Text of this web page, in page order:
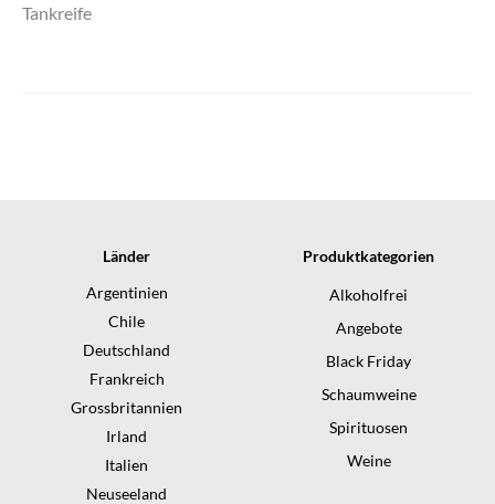
Tankreife
Länder
Argentinien
Chile
Deutschland
Frankreich
Grossbritannien
Irland
Italien
Neuseeland
Produktkategorien
Alkoholfrei
Angebote
Black Friday
Schaumweine
Spirituosen
Weine